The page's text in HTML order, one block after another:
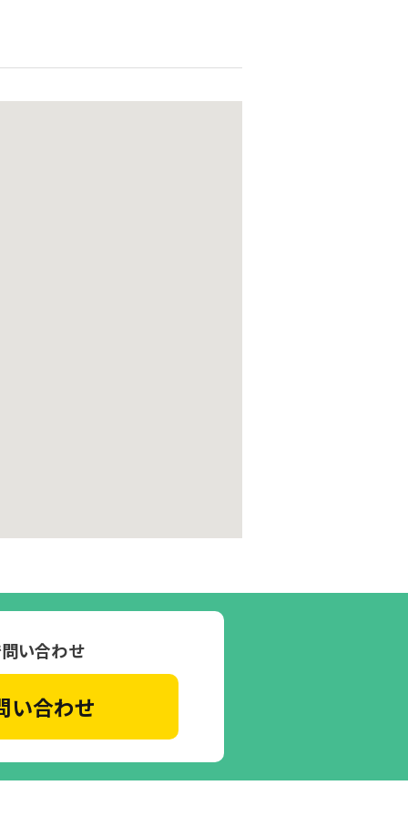
い合わせ
い合わせ